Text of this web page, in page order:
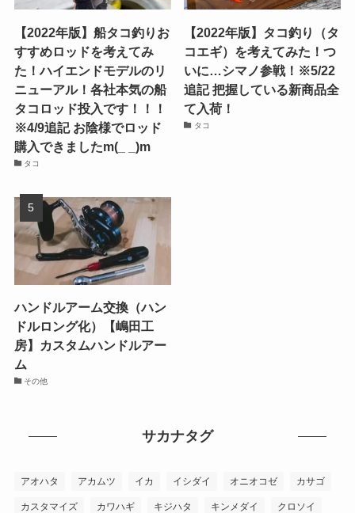
【2022年版】船タコ釣りお
すすめロッドを考えてみ
た！ハイエンドモデルのリ
ニューアル！各社本気の船
タコロッド投入です！！！
※4/9追記 お陰様でロッド
購入できましたm(_ _)m
タコ
【2022年版】タコ釣り（タ
コエギ）を考えてみた！つ
いに…シマノ参戦！※5/22
追記 把握している新商品全
て入荷！
タコ
ハンドルアーム交換（ハン
ドルロング化）【嶋田工
房】カスタムハンドルアー
ム
その他
サカナタグ
アオハタ アカムツ イカ イシダイ オニオコゼ カサゴ
カスタマイズ カワハギ キジハタ キンメダイ クロソイ